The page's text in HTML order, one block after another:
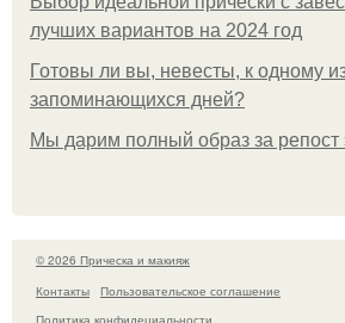
лучших вариантов на 2024 год
Готовы ли вы, невесты, к одному
запоминающихся дней?
Мы дарим полный образ за репост
© 2026 Прическа и макияж
Контакты
Пользовательское соглашение